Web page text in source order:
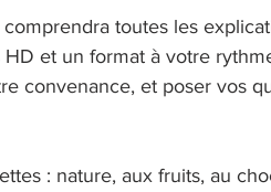
toutes les
et un format à votre
convenance, et poser vos
: nature, aux fruits, au